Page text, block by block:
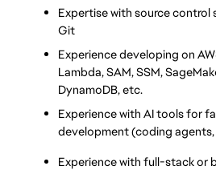
Expertise with source control
Git
Experience developing on
Lambda, SAM, SSM,
DynamoDB, etc.
Experience with AI tools for
development (coding agents,
Experience with full-stack or